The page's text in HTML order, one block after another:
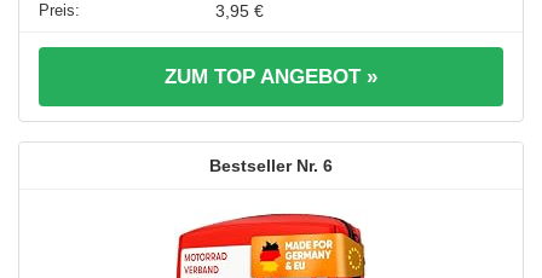
3,95 €
ZUM TOP ANGEBOT »
6